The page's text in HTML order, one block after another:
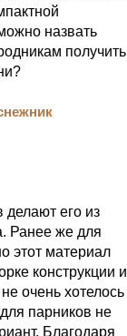
назвать
получить
его из
Ранее же для
этот материал
конструкции и
очень хотелось
парников не
Благодаря